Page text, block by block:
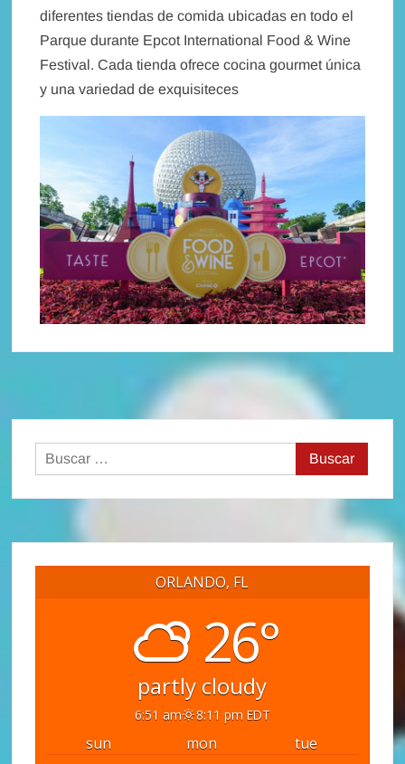
diferentes tiendas de comida ubicadas en todo el
Parque durante Epcot International Food & Wine
Festival. Cada tienda ofrece cocina gourmet única
y una variedad de exquisiteces
Buscar:
ORLANDO, FL
26°
partly cloudy
6:51 am 8:11 pm EDT
sun mon
tue